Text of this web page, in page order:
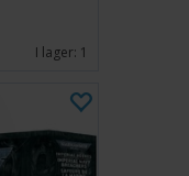
I lager: 1